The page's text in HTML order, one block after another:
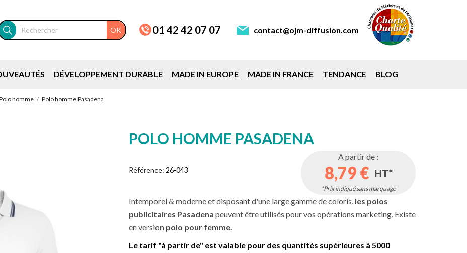
OK 01 42 42 07 07 contact@ojm-diffusion.com
DÉVELOPPEMENT DURABLE MADE IN EUROPE MADE IN FRANCE TENDANCE BLOG
homme Polo homme Pasadena
POLO HOMME PASADENA
Référence: 26-043
A partir de :
8,79 € HT*
*Prix indiqué sans marquage
Intemporel & moderne et disposant d'une large gamme de coloris, les polos
publicitaires Pasadena peuvent être utilisés pour vos opérations marketing. Existe
en version polo pour femme.
Le tarif "à partir de" est valable pour des quantités supérieures à 5000